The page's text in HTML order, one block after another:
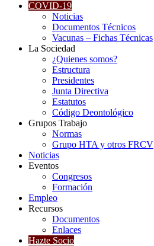
COVID-19
Noticias
Documentos Técnicos
Vacunas – Fichas Técnicas
La Sociedad
¿Quienes somos?
Estructura
Presidentes
Junta Directiva
Estatutos
Código Deontológico
Grupos Trabajo
Normas
Grupo HTA y otros FRCV
Noticias
Eventos
Congresos
Formación
Empleo
Recursos
Documentos
Enlaces
Hazte Socio